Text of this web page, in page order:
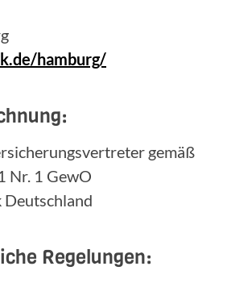
hamburg/
gemäß
Nr. 1 GewO
Regelungen: